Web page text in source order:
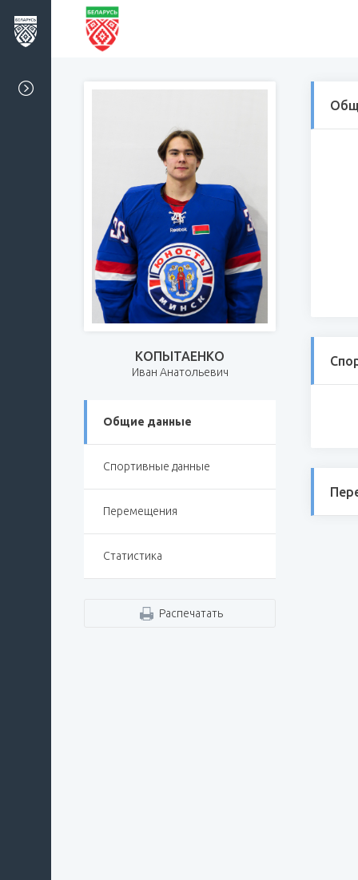
КОПЫТАЕНКО
Иван Анатольевич
Общие данные
Спортивные данные
Перемещения
Статистика
Распечатать